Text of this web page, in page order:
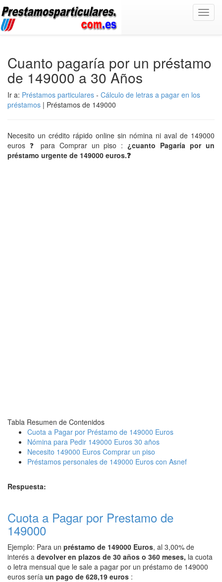
Cuanto pagaría por un préstamo
de 149000 a 30 Años
Ir a: Préstamos particulares - Cálculo de letras a pagar en los
préstamos | Préstamos de 149000
Necesito un crédito rápido online sin nómina ni aval de 149000
euros ❓ para Comprar un piso :¿cuanto Pagaría por un
préstamo urgente de 149000 euros.❓
Tabla Resumen de Contenidos
Cuota a Pagar por Préstamo de 149000 Euros
Nómina para Pedir 149000 Euros 30 años
Necesito 149000 Euros Comprar un piso
Préstamos personales de 149000 Euros con Asnef
Respuesta:
Cuota a Pagar por Prestamo de
149000
Ejemplo: Para un préstamo de 149000 Euros, al 3,00% de
interés a devolver en plazos de 30 años o 360 meses, la cuota
o letra mensual que le sale a pagar por un préstamo de 149000
euros sería un pago de 628,19 euros :